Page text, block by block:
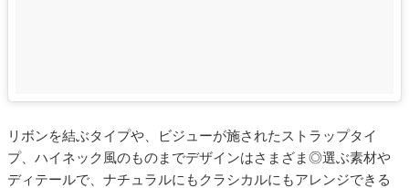
リボンを結ぶタイプや、ビジューが施されたストラップタイ
プ、ハイネック風のものまでデザインはさまざま◎選ぶ素材や
ディテールで、ナチュラルにもクラシカルにもアレンジできる